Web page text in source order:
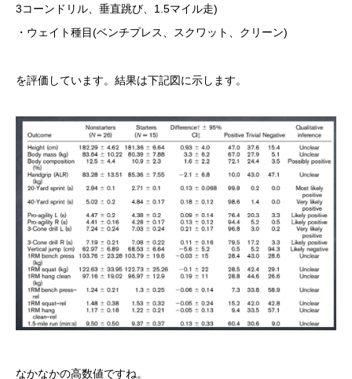
3コーンドリル、垂直跳び、1.5マイル走)
・ウェイト種目(ベンチプレス、スクワット、クリーン)
を評価しています。結果は下記図に示します。
なかなかの高数値ですね。